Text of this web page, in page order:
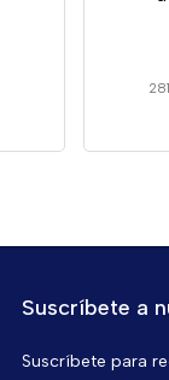
Suscríbete a
Suscríbete para